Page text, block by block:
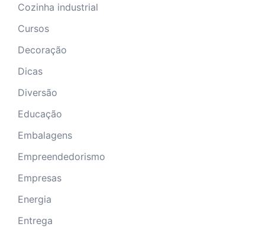
Cozinha industrial
Cursos
Decoração
Dicas
Diversão
Educação
Embalagens
Empreendedorismo
Empresas
Energia
Entrega